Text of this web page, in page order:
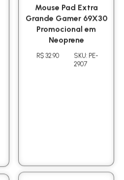
Mouse Pad Extra
Grande Gamer 69X30
Promocional em
Neoprene
R$ 32.90
SKU: PE-
2907